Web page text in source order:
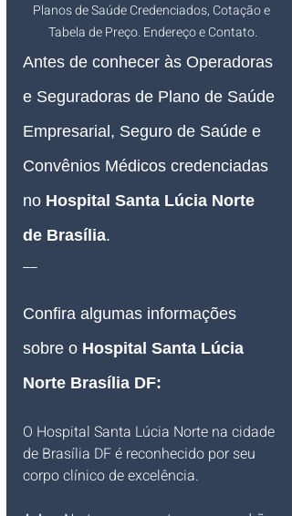
Planos de Saúde Credenciados, Cotação e
Tabela de Preço. Endereço e Contato.
Antes de conhecer às Operadoras
e Seguradoras de Plano de Saúde
Empresarial, Seguro de Saúde e
Convênios Médicos credenciadas
no Hospital Santa Lúcia Norte
de Brasília.
__
Confira algumas informações
sobre o Hospital Santa Lúcia
Norte Brasília DF:
O Hospital Santa Lúcia Norte na cidade
de Brasília DF é reconhecido por seu
corpo clínico de excelência.